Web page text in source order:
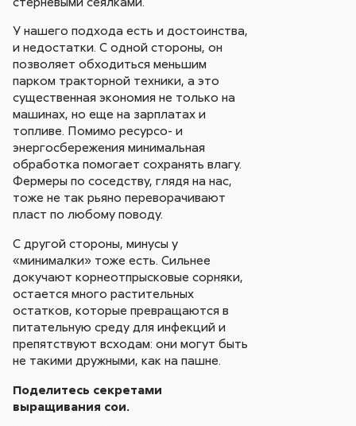
У нашего подхода есть и достоинства,
и недостатки. С одной стороны, он
позволяет обходиться меньшим
парком тракторной техники, а это
существенная экономия не только на
машинах, но еще на зарплатах и
топливе. Помимо ресурсо- и
энергосбережения минимальная
обработка помогает сохранять влагу.
Фермеры по соседству, глядя на нас,
тоже не так рьяно переворачивают
пласт по любому поводу.
С другой стороны, минусы у
«минималки» тоже есть. Сильнее
докучают корнеотпрысковые сорняки,
остается много растительных
остатков, которые превращаются в
питательную среду для инфекций и
препятствуют всходам: они могут быть
не такими дружными, как на пашне.
Поделитесь секретами
выращивания сои.